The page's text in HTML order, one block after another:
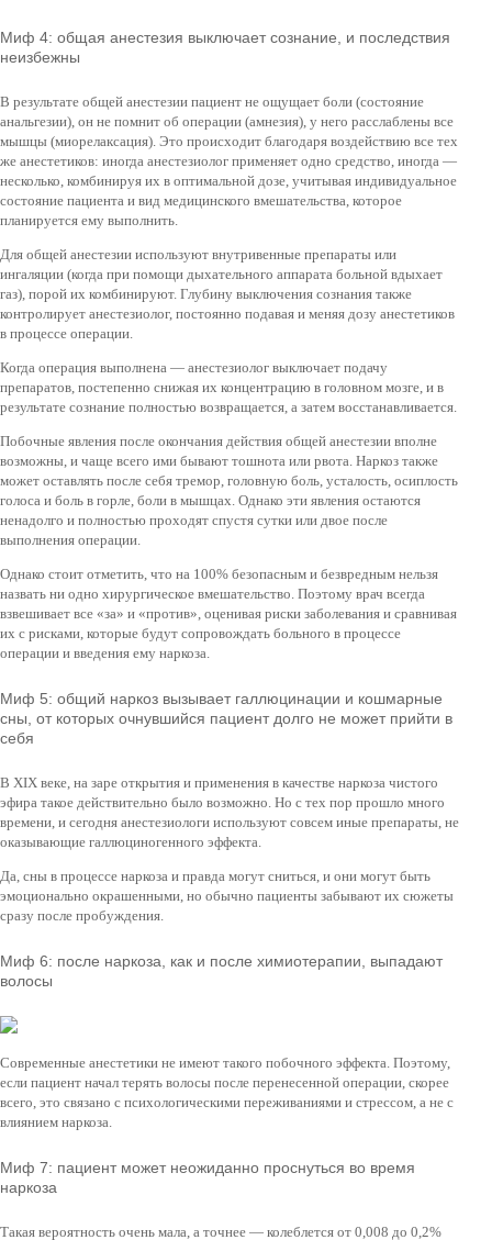
Миф 4: общая анестезия выключает сознание, и последствия
неизбежны
В результате общей анестезии пациент не ощущает боли (состояние
анальгезии), он не помнит об операции (амнезия), у него расслаблены все
мышцы (миорелаксация). Это происходит благодаря воздействию все тех
же анестетиков: иногда анестезиолог применяет одно средство, иногда —
несколько, комбинируя их в оптимальной дозе, учитывая индивидуальное
состояние пациента и вид медицинского вмешательства, которое
планируется ему выполнить.
Для общей анестезии используют внутривенные препараты или
ингаляции (когда при помощи дыхательного аппарата больной вдыхает
газ), порой их комбинируют. Глубину выключения сознания также
контролирует анестезиолог, постоянно подавая и меняя дозу анестетиков
в процессе операции.
Когда операция выполнена — анестезиолог выключает подачу
препаратов, постепенно снижая их концентрацию в головном мозге, и в
результате сознание полностью возвращается, а затем восстанавливается.
Побочные явления после окончания действия общей анестезии вполне
возможны, и чаще всего ими бывают тошнота или рвота. Наркоз также
может оставлять после себя тремор, головную боль, усталость, осиплость
голоса и боль в горле, боли в мышцах. Однако эти явления остаются
ненадолго и полностью проходят спустя сутки или двое после
выполнения операции.
Однако стоит отметить, что на 100% безопасным и безвредным нельзя
назвать ни одно хирургическое вмешательство. Поэтому врач всегда
взвешивает все «за» и «против», оценивая риски заболевания и сравнивая
их с рисками, которые будут сопровождать больного в процессе
операции и введения ему наркоза.
Миф 5: общий наркоз вызывает галлюцинации и кошмарные
сны, от которых очнувшийся пациент долго не может прийти в
себя
В XIX веке, на заре открытия и применения в качестве наркоза чистого
эфира такое действительно было возможно. Но с тех пор прошло много
времени, и сегодня анестезиологи используют совсем иные препараты, не
оказывающие галлюциногенного эффекта.
Да, сны в процессе наркоза и правда могут сниться, и они могут быть
эмоционально окрашенными, но обычно пациенты забывают их сюжеты
сразу после пробуждения.
Миф 6: после наркоза, как и после химиотерапии, выпадают
волосы
Современные анестетики не имеют такого побочного эффекта. Поэтому,
если пациент начал терять волосы после перенесенной операции, скорее
всего, это связано с психологическими переживаниями и стрессом, а не с
влиянием наркоза.
Миф 7: пациент может неожиданно проснуться во время
наркоза
Такая вероятность очень мала, а точнее — колеблется от 0,008 до 0,2%